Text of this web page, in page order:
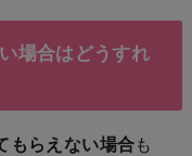
場合はどうすれ
もらえない場合も